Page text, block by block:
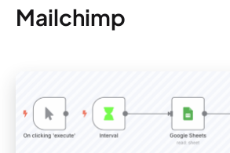
Mailchimp